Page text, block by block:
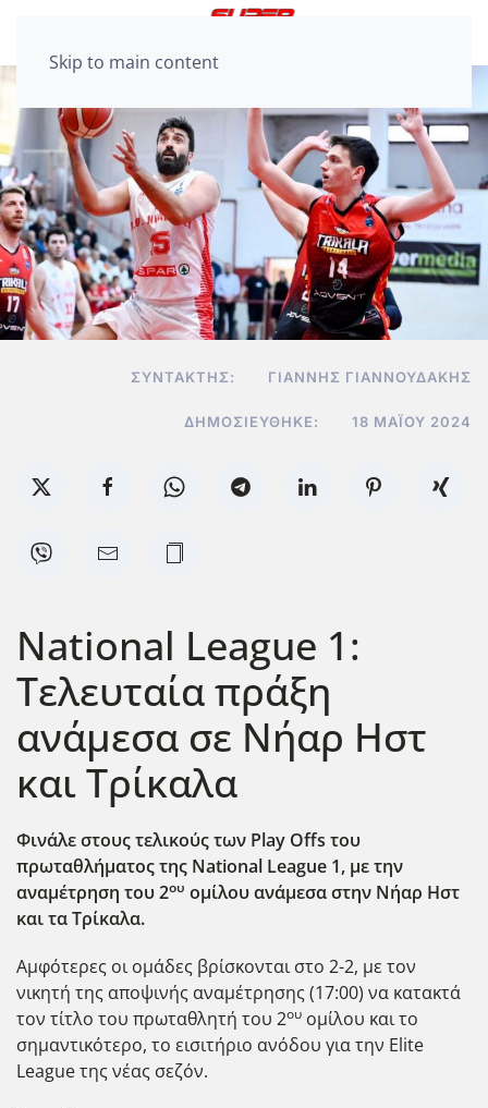
Skip to main content
ΣΥΝΤΆΚΤΗΣ: ΓΙΆΝΝΗΣ ΓΙΑΝΝΟΥΔΆΚΗΣ
ΔΗΜΟΣΙΕΎΘΗΚΕ: 18 ΜΑΪ́ΟΥ 2024
National League 1:
Τελευταία πράξη
ανάμεσα σε Νήαρ Ηστ
και Τρίκαλα
Φινάλε στους τελικούς των Play Offs του
πρωταθλήματος της National League 1, με την
αναμέτρηση του 2ου ομίλου ανάμεσα στην Νήαρ Ηστ
και τα Τρίκαλα.
Αμφότερες οι ομάδες βρίσκονται στο 2-2, με τον
νικητή της αποψινής αναμέτρησης (17:00) να κατακτά
τον τίτλο του πρωταθλητή του 2ου ομίλου και το
σημαντικότερο, το εισιτήριο ανόδου για την Elite
League της νέας σεζόν.